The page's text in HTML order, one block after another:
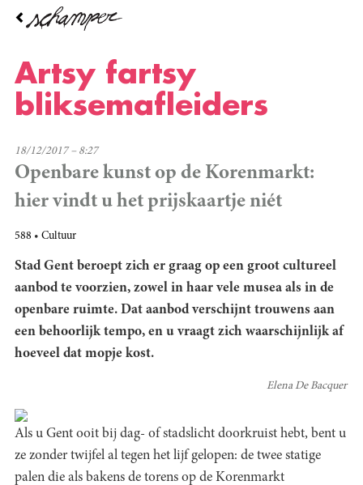
Overslaan
inhoud
gaanArtsy fartsy
bliksemafleiders
18/12/2017 – 8:27
Openbare kunst op de Korenmarkt:
hier vindt u het prijskaartje niét
588 Cultuur
Stad Gent beroept zich er graag op een groot cultureel
aanbod te voorzien, zowel in haar vele musea als in de
openbare ruimte. Dat aanbod verschijnt trouwens aan
een behoorlijk tempo, en u vraagt zich waarschijnlijk af
hoeveel dat mopje kost.
Elena De Bacquer
Als u Gent ooit bij dag- of stadslicht doorkruist hebt, bent u
ze zonder twijfel al tegen het lijf gelopen: de twee statige
palen die als bakens de torens op de Korenmarkt